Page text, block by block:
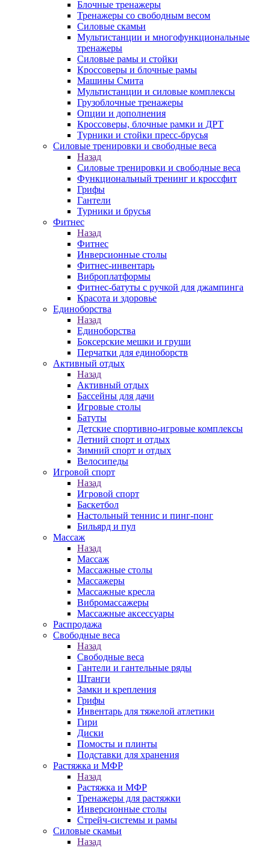
Блочные тренажеры
Тренажеры со свободным весом
Силовые скамьи
Мультистанции и многофункциональные
тренажеры
Силовые рамы и стойки
Кроссоверы и блочные рамы
Машины Смита
Мультистанции и силовые комплексы
Грузоблочные тренажеры
Опции и дополнения
Кроссоверы, блочные рамки и ДРТ
Турники и стойки пресс-брусья
Силовые тренировки и свободные веса
Назад
Силовые тренировки и свободные веса
Функциональный тренинг и кроссфит
Грифы
Гантели
Турники и брусья
Фитнес
Назад
Фитнес
Инверсионные столы
Фитнес-инвентарь
Виброплатформы
Фитнес-батуты с ручкой для джампинга
Красота и здоровье
Единоборства
Назад
Единоборства
Боксерские мешки и груши
Перчатки для единоборств
Активный отдых
Назад
Активный отдых
Бассейны для дачи
Игровые столы
Батуты
Детские спортивно-игровые комплексы
Летний спорт и отдых
Зимний спорт и отдых
Велосипеды
Игровой спорт
Назад
Игровой спорт
Баскетбол
Настольный теннис и пинг-понг
Бильярд и пул
Массаж
Назад
Массаж
Массажные столы
Массажеры
Массажные кресла
Вибромассажеры
Массажные аксессуары
Распродажа
Свободные веса
Назад
Свободные веса
Гантели и гантельные ряды
Штанги
Замки и крепления
Грифы
Инвентарь для тяжелой атлетики
Гири
Диски
Помосты и плинты
Подставки для хранения
Растяжка и МФР
Назад
Растяжка и МФР
Тренажеры для растяжки
Инверсионные столы
Стрейч-системы и рамы
Силовые скамьи
Назад